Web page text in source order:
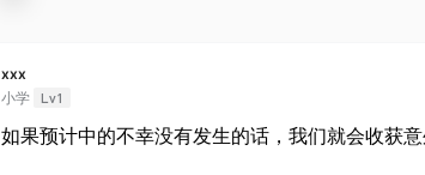
xxx
小学 Lv1
如果预计中的不幸没有发生的话，我们就会收获意